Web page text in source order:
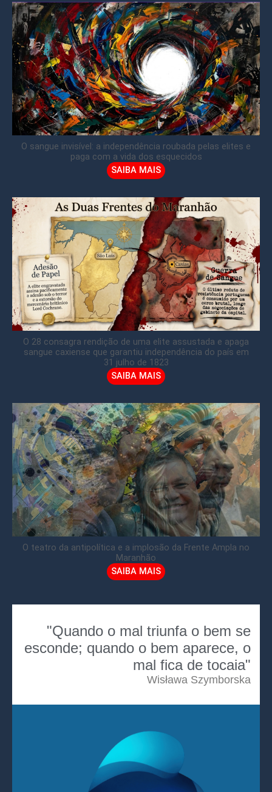
O sangue invisível: a independência roubada pelas elites e
paga com a vida dos esquecidos
SAIBA MAIS
O 28 consagra rendição de uma elite assustada e apaga
sangue caxiense que garantiu independência do país em
31 julho de 1823
SAIBA MAIS
O teatro da antipolítica e a implosão da Frente Ampla no
Maranhão
SAIBA MAIS
"Quando o mal triunfa o bem se
esconde; quando o bem aparece, o
mal fica de tocaia"
Wisława Szymborska